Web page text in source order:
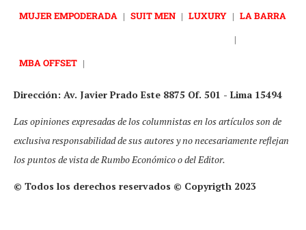
MUJER EMPODERADA | SUIT MEN | LUXURY | LA BARRA
|
MBA OFFSET |
Dirección: Av. Javier Prado Este 8875 Of. 501 - Lima 15494
Las opiniones expresadas de los columnistas en los artículos son de
exclusiva responsabilidad de sus autores y no necesariamente reflejan
los puntos de vista de Rumbo Económico o del Editor.
© Todos los derechos reservados © Copyrigth 2023